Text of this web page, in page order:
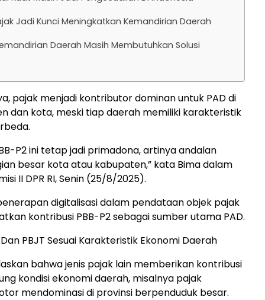
Jadi Kunci Meningkatkan Kemandirian Daerah
Daerah Masih Membutuhkan Solusi
pajak menjadi kontributor dominan untuk PAD di
dan kota, meski tiap daerah memiliki karakteristik
P2 ini tetap jadi primadona, artinya andalan
besar kota atau kabupaten,” kata Bima dalam
II DPR RI, Senin (25/8/2025).
digitalisasi dalam pendataan objek pajak
kontribusi PBB-P2 sebagai sumber utama PAD.
PBJT Sesuai Karakteristik Ekonomi Daerah
bahwa jenis pajak lain memberikan kontribusi
kondisi ekonomi daerah, misalnya pajak
mendominasi di provinsi berpenduduk besar.